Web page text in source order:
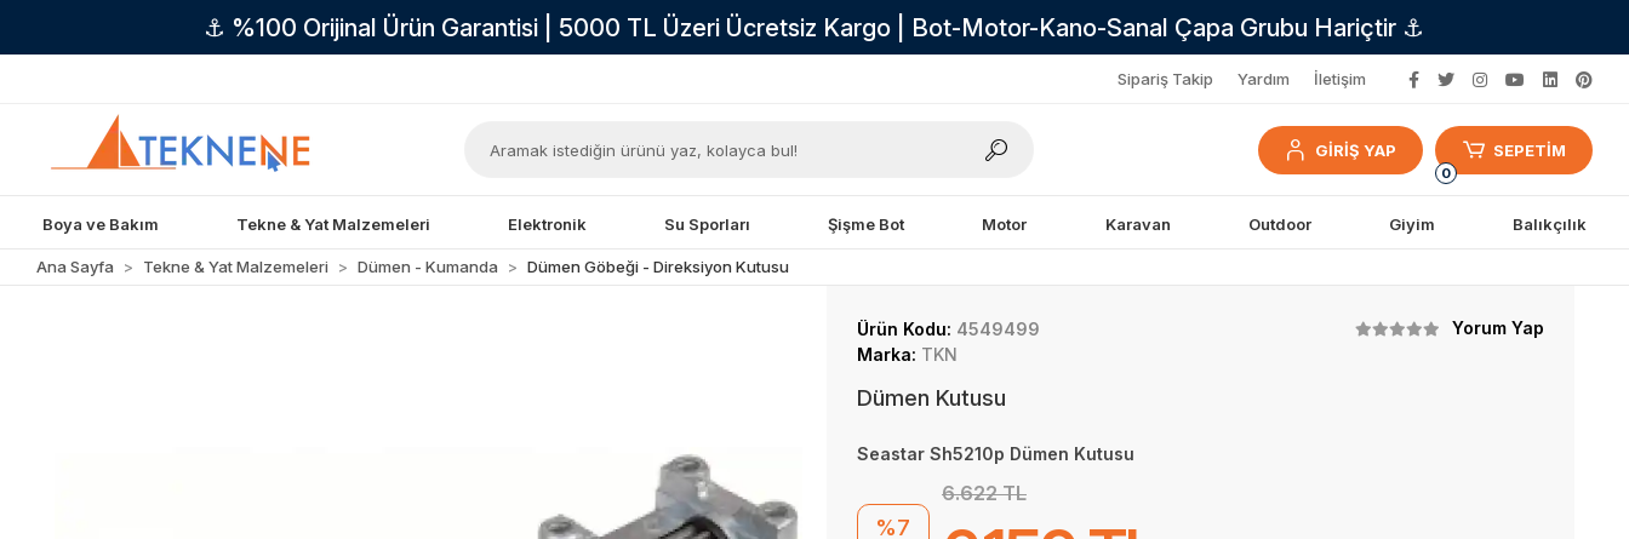
⚓ %100 Orijinal Ürün Garantisi | 5000 TL Üzeri Ücretsiz Kargo | Bot-Motor-Kano-Sanal Çapa Grubu Hariçtir ⚓
Sipariş Takip Yardım İletişim
GİRİŞ YAP
0
SEPETİM
Boya ve Bakım Tekne & Yat Malzemeleri Elektronik Su Sporları Şişme Bot Motor Karavan Outdoor Giyim Balıkçılık
Ana Sayfa Tekne & Yat Malzemeleri Dümen - Kumanda Dümen Göbeği - Direksiyon Kutusu
Ürün Kodu: 4549499
Yorum Yap
Marka: TKN
Dümen Kutusu
Seastar Sh5210p Dümen Kutusu
%7
6.622 TL